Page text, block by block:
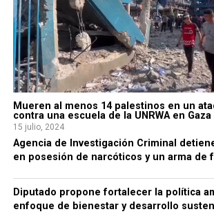
Mueren al menos 14 palestinos en un
contra una escuela de la UNRWA en Gaza
15 julio, 2024
Agencia de Investigación Criminal
en posesión de narcóticos y un arma de
Diputado propone fortalecer la política
enfoque de bienestar y desarrollo